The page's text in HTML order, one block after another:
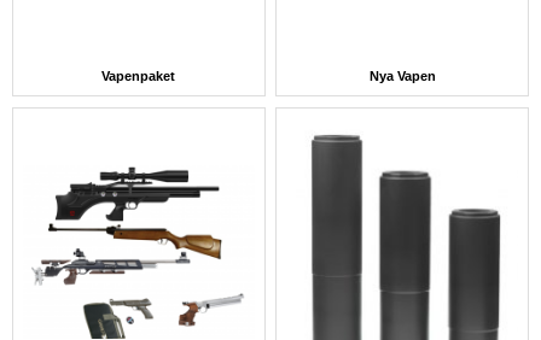
Vapenpaket Nya Vapen